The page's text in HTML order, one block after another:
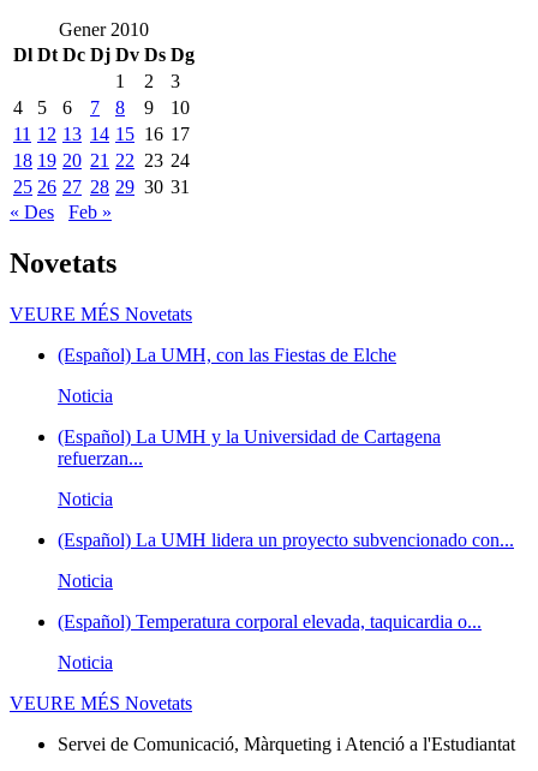
Gener 2010
Dl Dt Dc Dj Dv Ds Dg
1
2
3
4
5 6 7 8 9
10
11 12 13 14 15 16 17
18 19 20 21 22 23 24
25 26 27 28 29 30 31
« Des
Feb »
Novetats
VEURE MÉS Novetats
(Español) La UMH, con las Fiestas de Elche
Noticia
(Español) La UMH y la Universidad de Cartagena
refuerzan...
Noticia
(Español) La UMH lidera un proyecto subvencionado con...
Noticia
(Español) Temperatura corporal elevada, taquicardia o...
Noticia
VEURE MÉS Novetats
Servei de Comunicació, Màrqueting i Atenció a l'Estudiantat